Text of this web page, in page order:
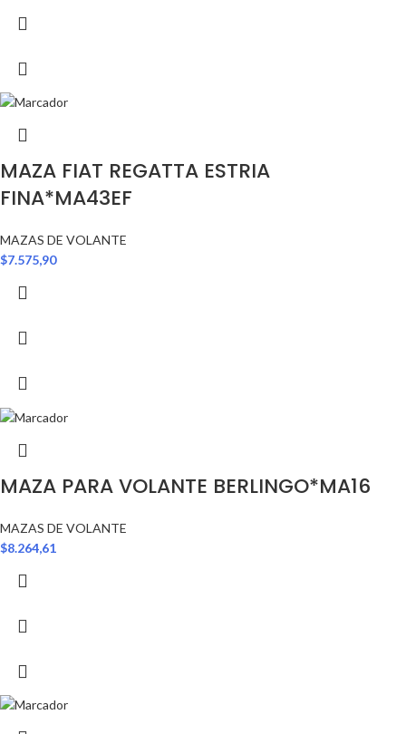
MAZA FIAT REGATTA ESTRIA
FINA*MA43EF
MAZAS DE VOLANTE
$7.575,90
MAZA PARA VOLANTE BERLINGO*MA16
MAZAS DE VOLANTE
$8.264,61